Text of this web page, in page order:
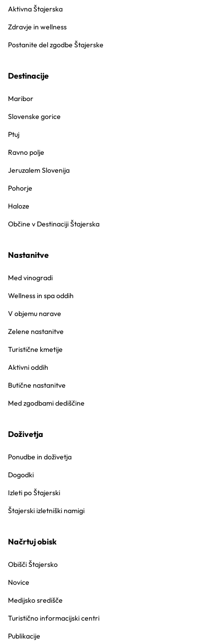
Aktivna Štajerska
Zdravje in wellness
Postanite del zgodbe Štajerske
Destinacije
Maribor
Slovenske gorice
Ptuj
Ravno polje
Jeruzalem Slovenija
Pohorje
Haloze
Občine v Destinaciji Štajerska
Nastanitve
Med vinogradi
Wellness in spa oddih
V objemu narave
Zelene nastanitve
Turistične kmetije
Aktivni oddih
Butične nastanitve
Med zgodbami dediščine
Doživetja
Ponudbe in doživetja
Dogodki
Izleti po Štajerski
Štajerski izletniški namigi
Načrtuj obisk
Obišči Štajersko
Novice
Medijsko središče
Turistično informacijski centri
Publikacije